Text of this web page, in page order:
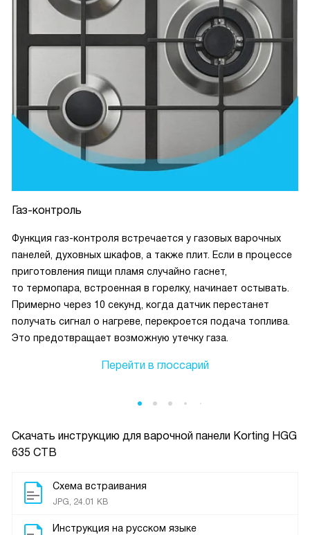
Скачать инструкцию для варочной панели Korting HGG
635 CTB
Схема встраивания
JPG, 24.01 KB
Инструкция на русском языке
Газ-контроль
Функция газ-контроля встречается у газовых варочных
панелей, духовных шкафов, а также плит. Если в процессе
приготовления пищи пламя случайно гаснет,
то термопара, встроенная в горелку, начинает остывать.
Примерно через 10 секунд, когда датчик перестанет
получать сигнал о нагреве, перекроется подача топлива.
Это предотвращает возможную утечку газа.
Перейти в глоссарий